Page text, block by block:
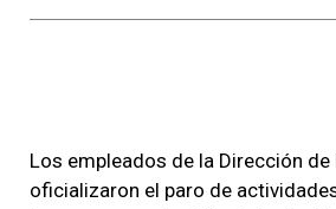
Los empleados de la Dirección de
oficializaron el paro de